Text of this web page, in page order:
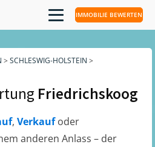
IMMOBILIE BEWERTEN
> SCHLESWIG-HOLSTEIN >
Friedrichskoog
, Verkaufoder
anderen Anlass – der